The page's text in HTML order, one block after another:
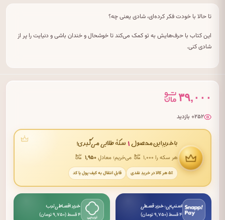
تا حالا با خودت فکر کرده‌ای، شادی یعنی چه؟
این کتاب با حرف‌هایش به تو کمک می‌کند تا خوشحال و خندان باشی و دنیایت را پر از
شادی کنی.
۳۹,۰۰۰
۲۵۲+ بازدید
با خریدِ این محصول ۱ سکهٔ طلایی می‌گیری!
هر سکه را ۱٬۰۰۰ می‌خریم؛ معادلِ۱٬۹۵۰
۵٪ هر کالا در خریدِ نقدی قابلِ انتقال به کیف پول یا کد
اسنپ‌پی: خرید قسطی
۴ قسط (۹٬۷۵۰ تومان)
خرید اقساطی ترب
۴ قسط (۹٬۷۵۰ تومان)